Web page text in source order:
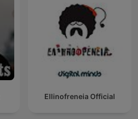
Ellinofreneia Official